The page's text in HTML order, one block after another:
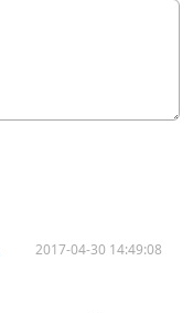
2017-04-30 14:49:08